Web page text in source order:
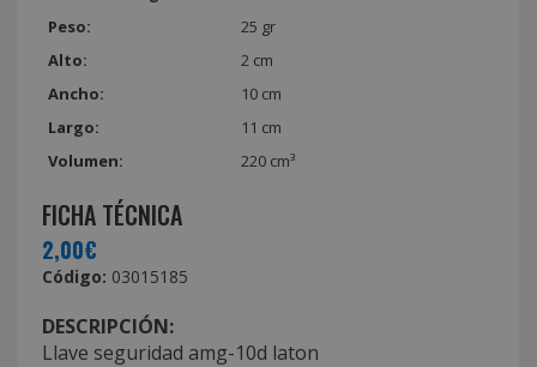
Peso:
25 gr
Alto:
2 cm
Ancho:
10 cm
Largo:
11 cm
Volumen:
220 cm³
FICHA TÉCNICA
2,00€
Código: 03015185
DESCRIPCIÓN:
Llave seguridad amg-10d laton